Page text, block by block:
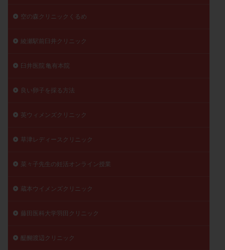
空の森クリニックくるめ
綾瀬駅前臼井クリニック
臼井医院 亀有本院
良い卵子を採る方法
英ウィメンズクリニック
草津レディースクリニック
菜々子先生の妊活オンライン授業
蔵本ウイメンズクリニック
藤田医科大学羽田クリニック
醍醐渡辺クリニック